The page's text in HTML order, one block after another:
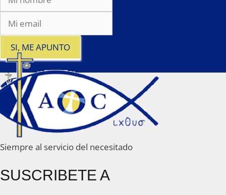
SI, ME APUNTO
Siempre al servicio del necesitado
SUSCRIBETE A